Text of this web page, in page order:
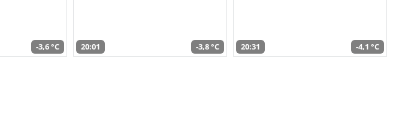
-3,6 °C 20:01 -3,8 °C 20:31 -4,1 °C